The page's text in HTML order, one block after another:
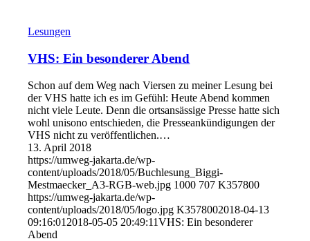
Lesungen
VHS: Ein besonderer Abend
Schon auf dem Weg nach Viersen zu meiner Lesung bei
der VHS hatte ich es im Gefühl: Heute Abend kommen
nicht viele Leute. Denn die ortsansässige Presse hatte sich
wohl unisono entschieden, die Presseankündigungen der
VHS nicht zu veröffentlichen.…
13. April 2018
https://umweg-jakarta.de/wp-
content/uploads/2018/05/Buchlesung_Biggi-
Mestmaecker_A3-RGB-web.jpg 1000 707 K357800
https://umweg-jakarta.de/wp-
content/uploads/2018/05/logo.jpg K3578002018-04-13
09:16:01 2018-05-05 20:49:11VHS: Ein besonderer
Abend